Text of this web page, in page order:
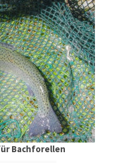
Bachforellen